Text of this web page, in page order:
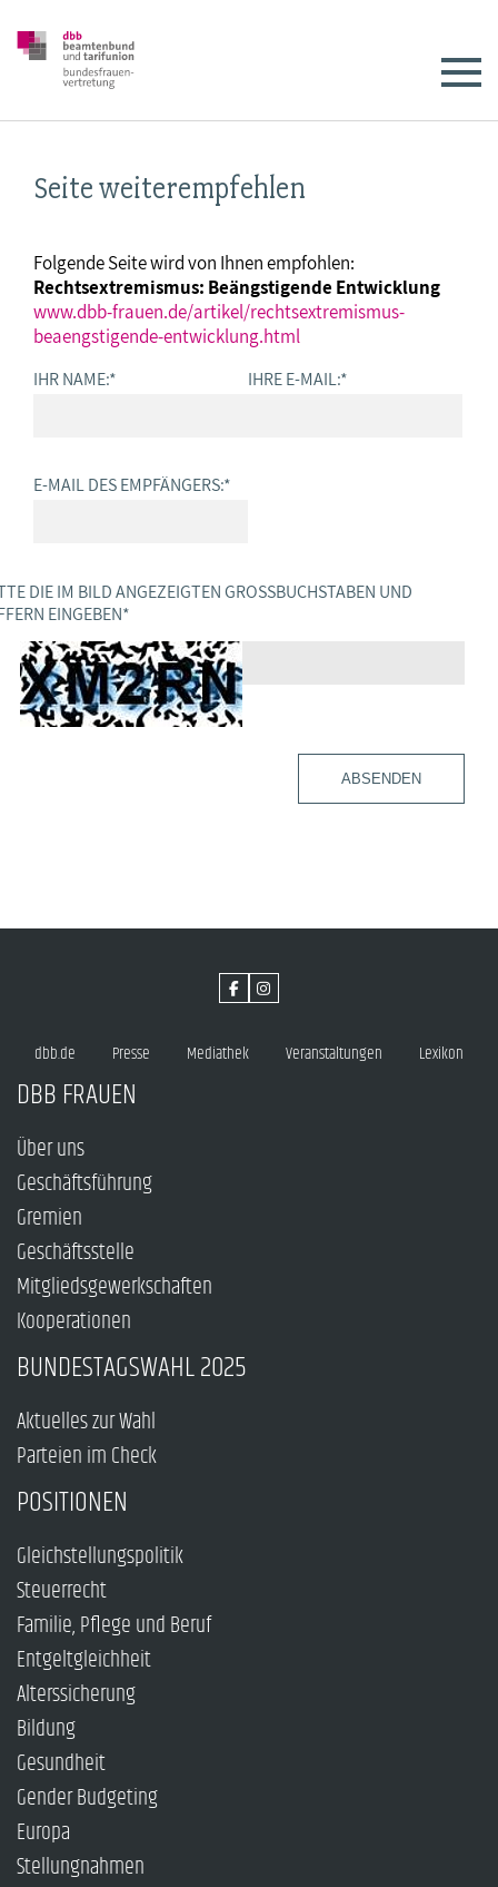
Seite weiterempfehlen
Folgende Seite wird von Ihnen empfohlen:
Rechtsextremismus: Beängstigende Entwicklung
www.dbb-frauen.de/artikel/rechtsextremismus-
beaengstigende-entwicklung.html
IHR NAME:* IHRE E-MAIL:*
E-MAIL DES EMPFÄNGERS:*
DIE IM BILD ANGEZEIGTEN GROSSBUCHSTABEN UND Z
EINGEBEN *
ABSENDEN
dbb.de Presse Mediathek Veranstaltungen Lexikon
DBB FRAUEN
Über uns
Geschäftsführung
Gremien
Geschäftsstelle
Mitgliedsgewerkschaften
Kooperationen
BUNDESTAGSWAHL 2025
Aktuelles zur Wahl
Parteien im Check
POSITIONEN
Gleichstellungspolitik
Steuerrecht
Familie, Pflege und Beruf
Entgeltgleichheit
Alterssicherung
Bildung
Gesundheit
Gender Budgeting
Europa
Stellungnahmen